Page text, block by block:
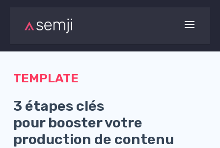
TEMPLATE
3 étapes clés
pour booster votre
production de contenu